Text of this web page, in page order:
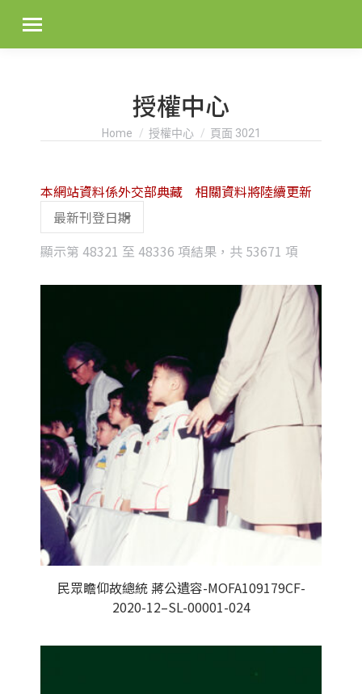
授權中心
You are here:
Home 授權中心 頁面 3021
顯示第 48321 至 48336 項結果，共 53671 項
latest
本網站資料係外交部典藏 相關資料將陸續更新
民眾瞻仰故總統 蔣公遺容-MOFA109179CF-
2020-12–SL-00001-024